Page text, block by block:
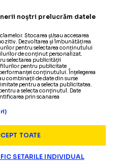
noștri prelucrăm datele
Stocarea și/sau accesarea
Dezvoltarea și îmbunătățirea
pentru selectarea conținutului
de conținut personalizat.
selectarea publicității
pentru publicitate
conținutului. Înțelegerea
combinații de date din surse
pentru a selecta publicitatea.
a selecta conținutul. Date
prin scanarea
TOATE
SETARILE INDIVIDUAL